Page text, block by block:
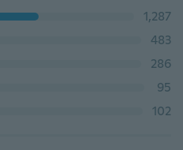
1,287
483
286
95
102